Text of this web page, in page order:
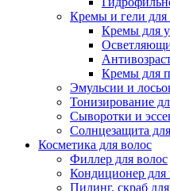
Кремы и гели для
Кремы для
Кремы для
Эмульсии и
Тонизирование
Сыворотки и
Солнцезащита
Косметика для волос
Филлер для волос
Кондиционер для
Пилинг, скраб